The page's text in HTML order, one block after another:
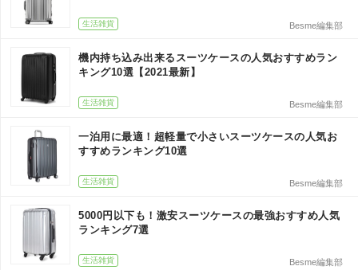
生活雑貨 Besme編集部
機内持ち込み出来るスーツケースの人気おすすめラン
キング10選【2021最新】
生活雑貨 Besme編集部
一泊用に最適！超軽量で小さいスーツケースの人気お
すすめランキング10選
生活雑貨 Besme編集部
5000円以下も！激安スーツケースの最強おすすめ人気
ランキング7選
生活雑貨 Besme編集部